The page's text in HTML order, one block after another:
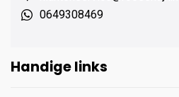
0649308469
Handige links